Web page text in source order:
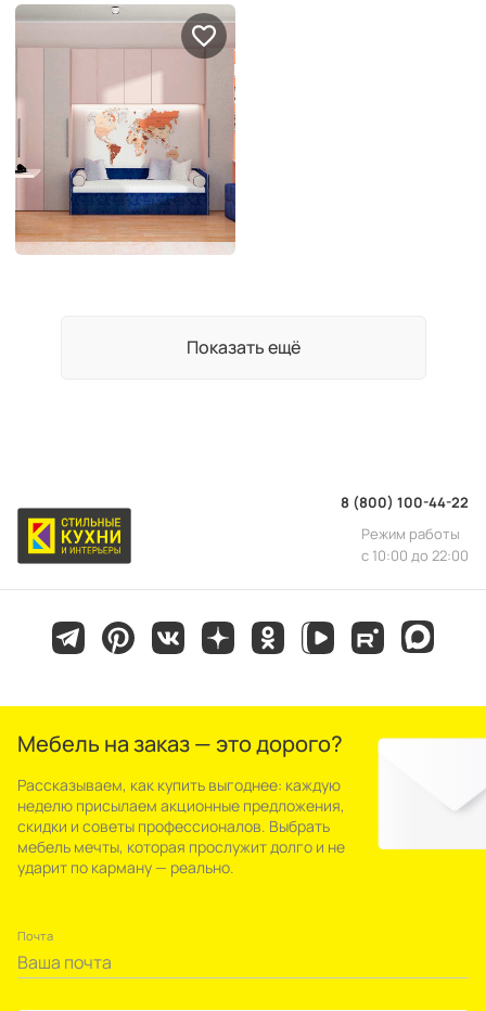
Показать ещё
8 (800) 100-44-22
Режим работы
с 10:00 до 22:00
Мебель на заказ — это дорого?
Рассказываем, как купить выгоднее: каждую
неделю присылаем акционные предложения,
скидки и советы профессионалов. Выбрать
мебель мечты, которая прослужит долго и не
ударит по карману — реально.
Почта